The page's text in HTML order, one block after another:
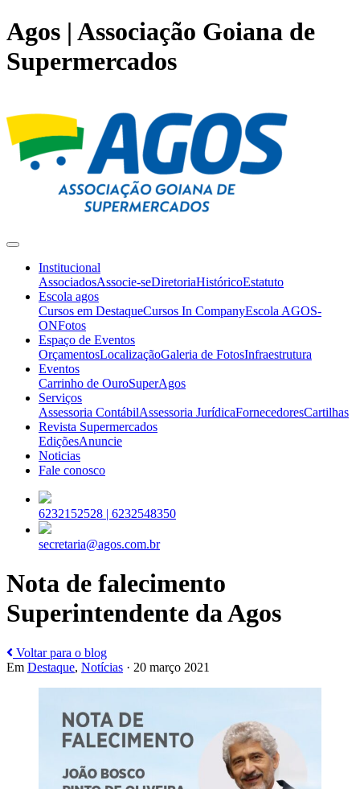
Agos | Associação Goiana de
Supermercados
Institucional
AssociadosAssocie-seDiretoriaHistóricoEstatuto
Escola agos
Cursos em DestaqueCursos In CompanyEscola AGOS-
ONFotos
Espaço de Eventos
OrçamentosLocalizaçãoGaleria de FotosInfraestrutura
Eventos
Carrinho de OuroSuperAgos
Serviços
Assessoria ContábilAssessoria JurídicaFornecedoresCartilhas
Revista Supermercados
EdiçõesAnuncie
Noticias
Fale conosco
6232152528 | 6232548350
secretaria@agos.com.br
Nota de falecimento
Superintendente da Agos
Voltar para o blog
Em Destaque, Notícias · 20 março 2021